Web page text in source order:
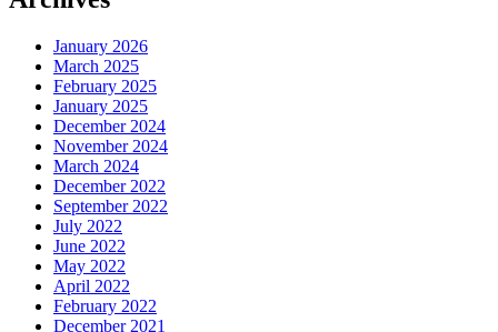
January 2026
March 2025
February 2025
January 2025
December 2024
November 2024
March 2024
December 2022
September 2022
July 2022
June 2022
May 2022
April 2022
February 2022
December 2021